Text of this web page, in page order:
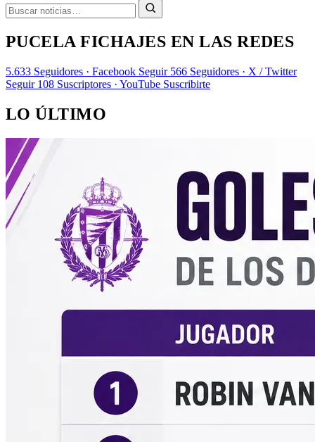
PUCELA FICHAJES EN LAS REDES
5.633 Seguidores · Facebook Seguir 566 Seguidores · X / Twitter
Seguir 108 Suscriptores · YouTube Suscribirte
LO ÚLTIMO